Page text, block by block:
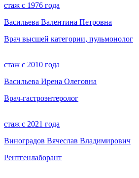
стаж с 1976 года
Васильева Валентина Петровна
Врач высшей категории, пульмонолог
стаж с 2010 года
Васильева Ирена Олеговна
Врач-гастроэнтеролог
стаж с 2021 года
Виноградов Вячеслав Владимирович
Рентгенлаборант